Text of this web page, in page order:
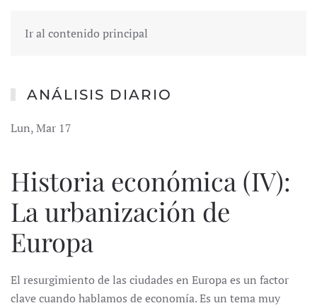
Ir al contenido principal
ANÁLISIS DIARIO
Lun, Mar 17
Historia económica (IV):
La urbanización de
Europa
El resurgimiento de las ciudades en Europa es un factor
clave cuando hablamos de economía. Es un tema muy